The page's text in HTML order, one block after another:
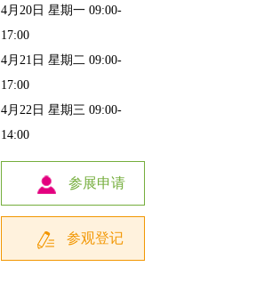
4月20日 星期一 09:00-
17:00
4月21日 星期二 09:00-
17:00
4月22日 星期三 09:00-
14:00
参展申请
参观登记